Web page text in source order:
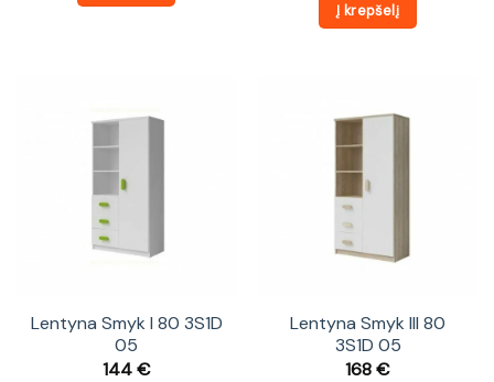
Į krepšelį
Lentyna Smyk I 80 3S1D
05
144€
Lentyna Smyk III 80
3S1D 05
168€